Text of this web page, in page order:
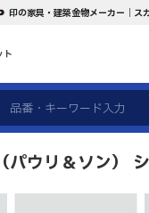
印の家具・建築金物メーカー｜ス
ト
ウリ＆ソン）